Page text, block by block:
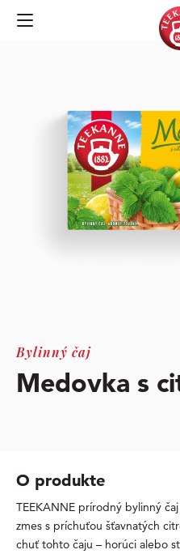
Open
Bylinný čaj
Medovka s
O produkte
TEEKANNE prírodný bylinný
zmes s príchuťou šťavnatých
chuť tohto čaju – horúci alebo